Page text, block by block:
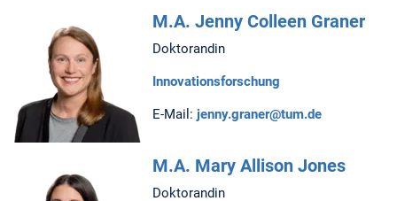
M.A. Jenny Colleen Graner
Doktorandin
Innovationsforschung
E-Mail: jenny.graner@tum.de
M.A. Mary Allison Jones
Doktorandin